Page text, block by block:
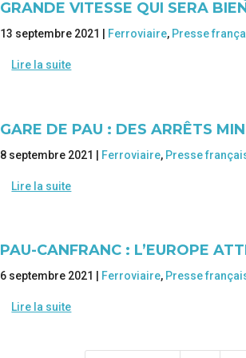
GRANDE VITESSE QUI SERA
13 septembre 2021 | Ferroviaire, Presse
Lire la suite
GARE DE PAU : DES ARRÊTS
8 septembre 2021 | Ferroviaire, Presse
Lire la suite
PAU-CANFRANC : L’EUROPE
6 septembre 2021 | Ferroviaire, Presse
Lire la suite